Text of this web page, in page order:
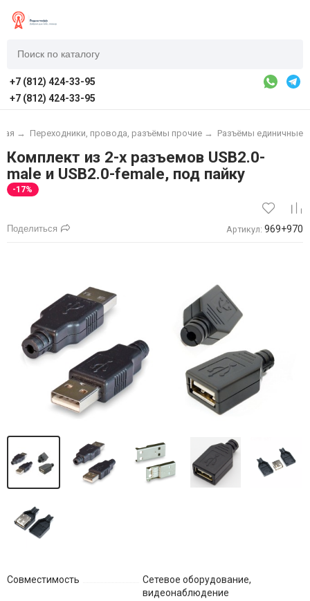
+7 (812) 424-33-95
+7 (812) 424-33-95
→ Переходники, провода, разъёмы прочие → Разъёмы единичные
Комплект из 2-х разъемов USB2.0-
male и USB2.0-female, под пайку
-17%
Поделиться Артикул: 969+970
Совместимость
Сетевое оборудование,
видеонаблюдение